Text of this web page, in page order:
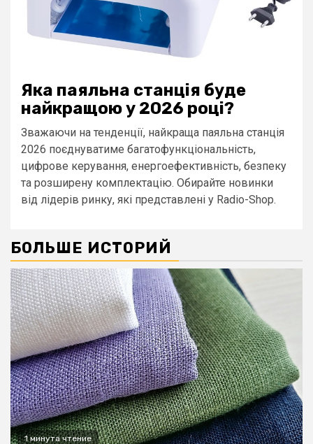
Яка паяльна станція буде
найкращою у 2026 році?
Зважаючи на тенденції, найкраща паяльна станція
2026 поєднуватиме багатофункціональність,
цифрове керування, енергоефективність, безпеку
та розширену комплектацію. Обирайте новинки
від лідерів ринку, які представлені у Radio-Shop.
БОЛЬШЕ ИСТОРИЙ
1 минута чтение